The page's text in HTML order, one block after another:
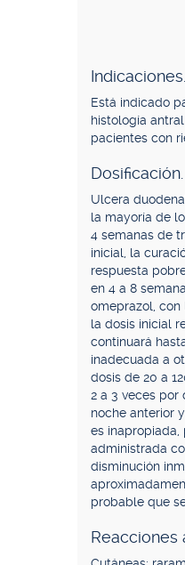
Indicaciones.
Está indicado
histología
pacientes con
Dosificación.
Ulcera
la mayoría de
4 semanas de
inicial, la
respuesta
en 4 a 8
omeprazol, con
la dosis inicial
continuará
inadecuada a
dosis de 20 a
2 a 3 veces
noche anterior
es inapropiada,
administrada
disminución
probable que
Reacciones